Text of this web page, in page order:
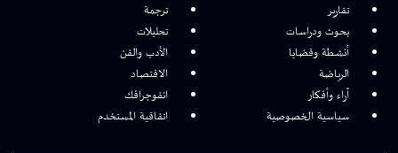
تقارير
ترجمة
بحوث ودراسات
تحليلات
أنشطة وقضايا
الأدب والفن
الرياضة
الاقتصاد
آراء وأفكار
انفوجرافك
سياسية الخصوصية
اتفاقية المستخدم